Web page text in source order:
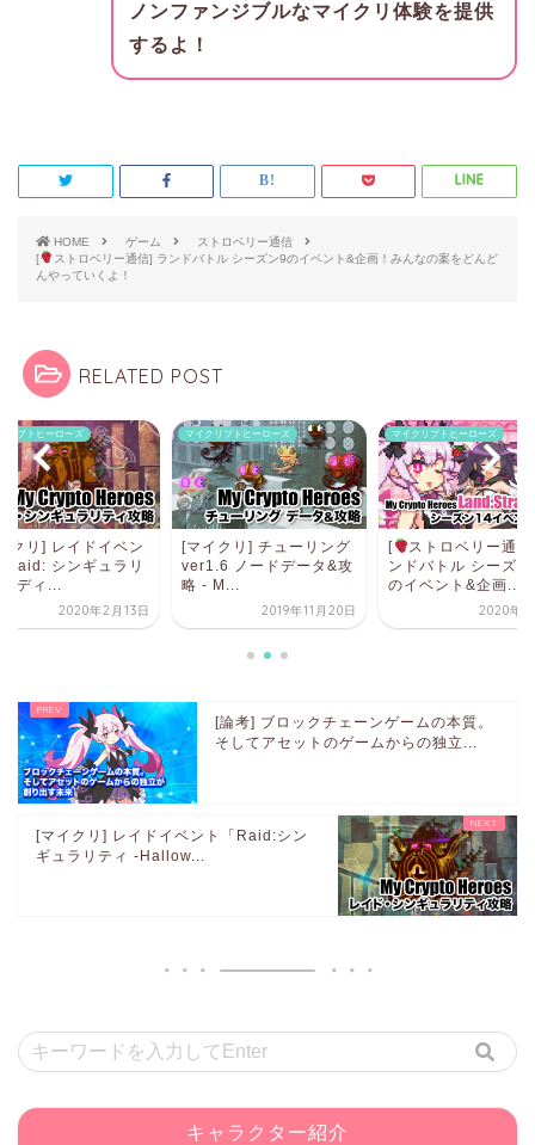
ノンファンジブルなマイクリ体験を提供
するよ！
HOME ゲーム
ストロベリー通信
[
ストロベリー通信] ランドバトル シーズン9のイベント&企画！みんなの案をどんど
んやっていくよ！
RELATED POST
リプトヒーローズ
クリ] レイドイベン
Raid: シンギュラリ
-ディ...
2020年2月13日
マイクリプトヒーローズ
[マイクリ] チューリング
ver1.6 ノードデータ&攻
略 - M...
2019年11月20日
マイクリプトヒーローズ
[
ストロベリー通
ンドバトル シーズ
のイベント&企画...
2020年3
[論考] ブロックチェーンゲームの本質。
そしてアセットのゲームからの独立...
[マイクリ] レイドイベント「Raid:シン
ギュラリティ -Hallow...
キャラクター紹介